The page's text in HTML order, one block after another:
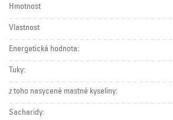
Hmotnost
Vlastnost
Energetická hodnota:
Tuky:
z toho nasycené mastné kyseliny:
Sacharidy: